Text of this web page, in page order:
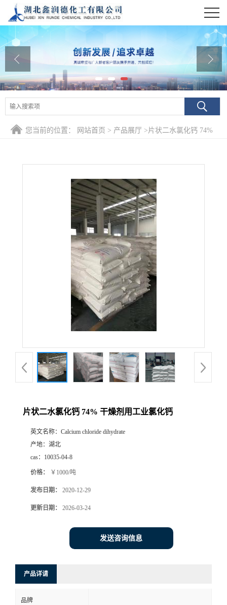
公司首页
公司介绍
公司动态
产品展厅
证书荣誉
您当前的位置： 网站首页 > 产品展厅 >片状二水氯化钙 74%
片状二水氯化钙 74% 干燥剂用工业氯化钙
英文名称： Calcium chloride dihydrate
产地： 湖北
cas： 10035-04-8
价格： ￥1000/吨
发布日期： 2020-12-29
更新日期： 2026-03-24
发送咨询信息
产品详请
品牌